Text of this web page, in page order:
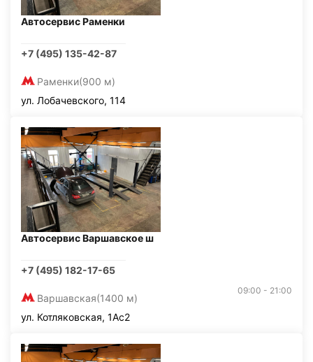
Автосервис Раменки
+7 (495) 135-42-87
Раменки(900 м)
ул. Лобачевского, 114
Автосервис Варшавское ш
+7 (495) 182-17-65
Варшавская(1400 м)
09:00 - 21:00
ул. Котляковская, 1Ас2